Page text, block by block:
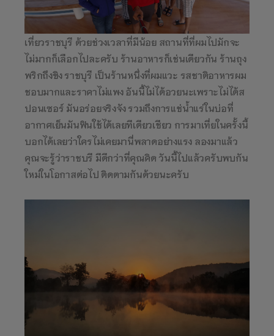
เที่ยวราชบุรี ด้วยช่วงเวลาที่มีน้อย สถานที่ที่ผมไปมักจะ
ไม่มากก็เลือกไปละครับ ร้านอาหารก็เช่นเดียวกัน ร้านถุง
พริกถึงขิง ราชบุรี เป็นร้านหนึ่งที่ผมแวะ รสชาติอาหารผม
ชอบมากและราคาไม่แพง อันนี้ไม่ได้อวยนะเพราะไม่ได้ส
ปอนเซอร์ มันอร่อยจริงจัง รวมถึงการแช่น้ำแร่ในบ่อที่
อากาศเย็นมันฟินใช้ได้เลยทีเดียวเชียว การมาเที่ยในครั้งนี้
บอกได้เลยว่าใครไม่เคยมานี่พลาดอย่างแรง ลองมาแล้ว
คุณจะรู้ว่าราชบรี มีดีกว่าที่คุณคิด วันนี้ไปแล้วครับพบกัน
ใหม่ในโอกาสต่อไป ติดตามกันด้วยนะครับ